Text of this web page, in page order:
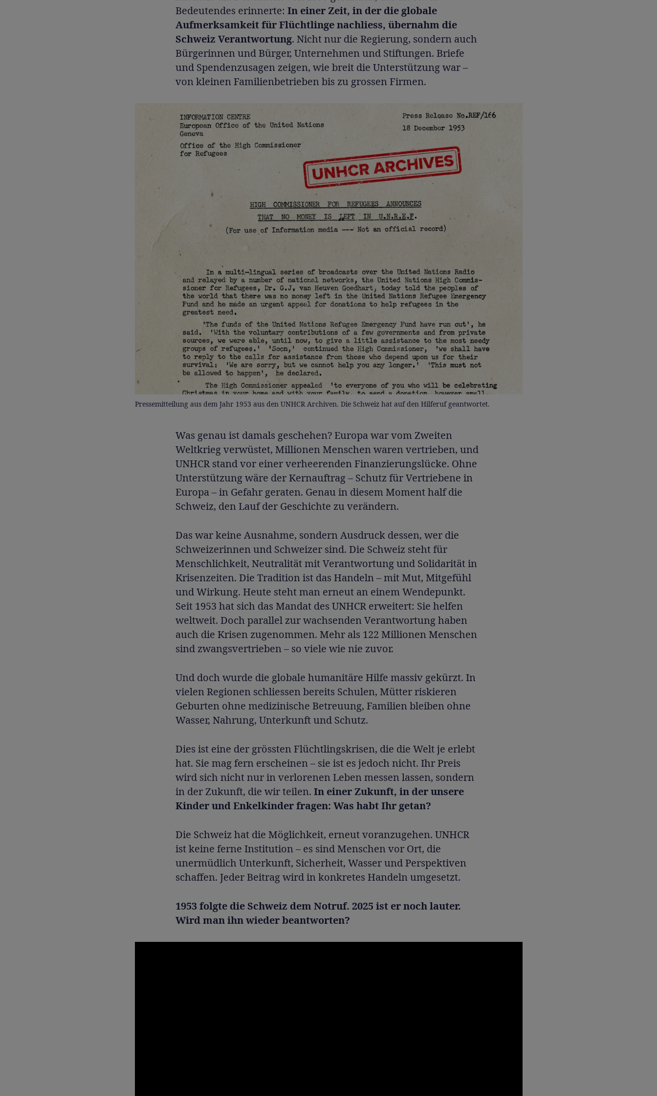
Bedeutendes erinnerte: In einer Zeit, in der die globale
Aufmerksamkeit für Flüchtlinge nachliess, übernahm die
Schweiz Verantwortung. Nicht nur die Regierung, sondern auch
Bürgerinnen und Bürger, Unternehmen und Stiftungen. Briefe
und Spendenzusagen zeigen, wie breit die Unterstützung war –
von kleinen Familienbetrieben bis zu grossen Firmen.
Pressemitteilung aus dem Jahr 1953 aus den UNHCR Archiven. Die Schweiz hat auf den Hilferuf geantwortet.
Was genau ist damals geschehen? Europa war vom Zweiten
Weltkrieg verwüstet, Millionen Menschen waren vertrieben, und
UNHCR stand vor einer verheerenden Finanzierungslücke. Ohne
Unterstützung wäre der Kernauftrag – Schutz für Vertriebene in
Europa – in Gefahr geraten. Genau in diesem Moment half die
Schweiz, den Lauf der Geschichte zu verändern.
Das war keine Ausnahme, sondern Ausdruck dessen, wer die
Schweizerinnen und Schweizer sind. Die Schweiz steht für
Menschlichkeit, Neutralität mit Verantwortung und Solidarität in
Krisenzeiten. Die Tradition ist das Handeln – mit Mut, Mitgefühl
und Wirkung. Heute steht man erneut an einem Wendepunkt.
Seit 1953 hat sich das Mandat des UNHCR erweitert: Sie helfen
weltweit. Doch parallel zur wachsenden Verantwortung haben
auch die Krisen zugenommen. Mehr als 122 Millionen Menschen
sind zwangsvertrieben – so viele wie nie zuvor.
Und doch wurde die globale humanitäre Hilfe massiv gekürzt. In
vielen Regionen schliessen bereits Schulen, Mütter riskieren
Geburten ohne medizinische Betreuung, Familien bleiben ohne
Wasser, Nahrung, Unterkunft und Schutz.
Dies ist eine der grössten Flüchtlingskrisen, die die Welt je erlebt
hat. Sie mag fern erscheinen – sie ist es jedoch nicht. Ihr Preis
wird sich nicht nur in verlorenen Leben messen lassen, sondern
in der Zukunft, die wir teilen. In einer Zukunft, in der unsere
Kinder und Enkelkinder fragen: Was habt Ihr getan?
Die Schweiz hat die Möglichkeit, erneut voranzugehen. UNHCR
ist keine ferne Institution – es sind Menschen vor Ort, die
unermüdlich Unterkunft, Sicherheit, Wasser und Perspektiven
schaffen. Jeder Beitrag wird in konkretes Handeln umgesetzt.
1953 folgte die Schweiz dem Notruf. 2025 ist er noch lauter.
Wird man ihn wieder beantworten?